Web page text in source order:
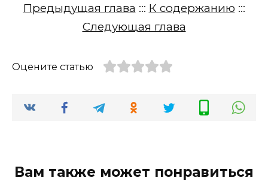
Предыдущая глава ::: К содержанию :::
Следующая глава
Оцените статью
Вам также может понравиться